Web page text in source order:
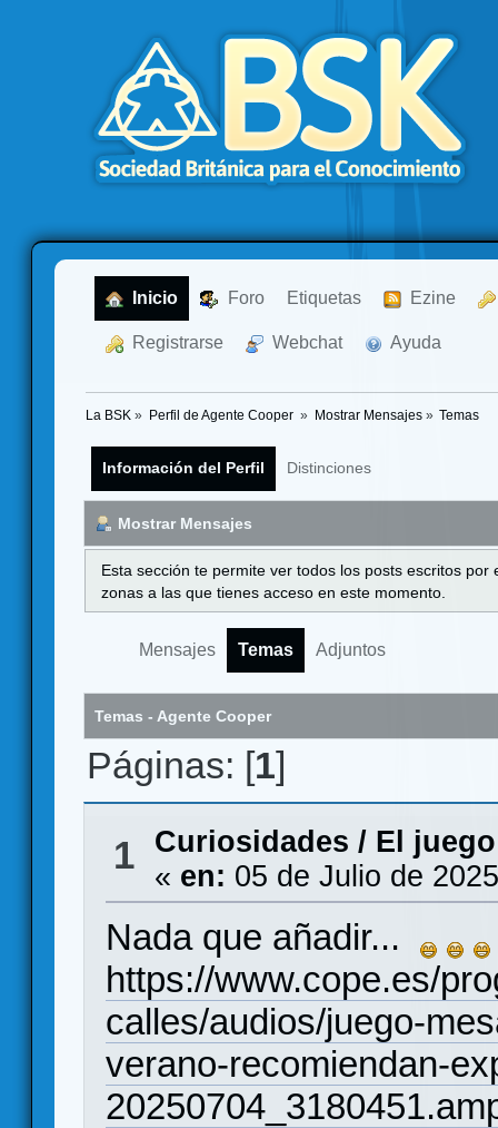
Inicio Foro Etiquetas Ezine
Registrarse Webchat Ayuda
La BSK » Perfil de Agente Cooper » Mostrar Mensajes» Temas
Información del Perfil Distinciones
Mostrar Mensajes
Esta sección te permite ver todos los posts escritos
zonas a las que tienes acceso en este momento.
Mensajes Temas Adjuntos
Temas - Agente Cooper
Páginas: [1]
1 Curiosidades / El
« en: 05 de Julio de
Nada que añadir...
https://www.cope.es/
calles/audios/juego-
verano-recomiendan-